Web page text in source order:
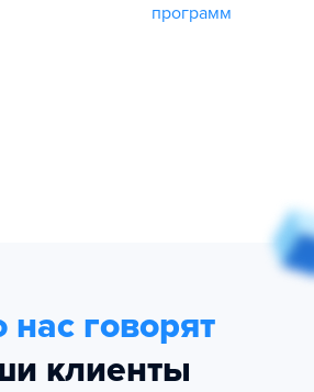
программ
нас говорят
клиенты